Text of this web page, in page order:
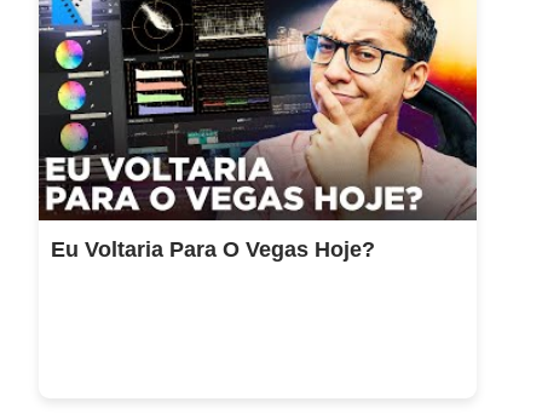
Eu Voltaria Para O Vegas Hoje?